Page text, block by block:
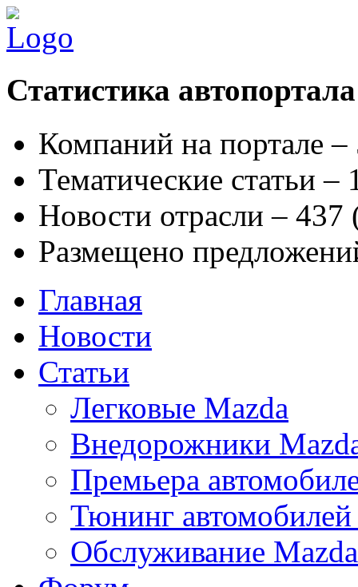
Статистика автопортала
Компаний на портале
Тематические статьи –
Новости отрасли – 437
Размещено
Главная
Новости
Статьи
Легковые Mazda
Внедорожники
Премьера
Тюнинг
Обслуживание Mazda